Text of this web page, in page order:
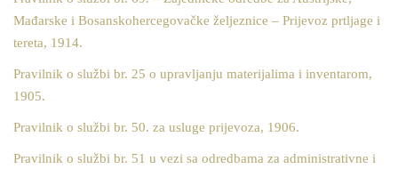
Mađarske i Bosanskohercegovačke željeznice – Prijevoz prtljage i
tereta, 1914.
Pravilnik o službi br. 25 o upravljanju materijalima i inventarom,
1905.
Pravilnik o službi br. 50. za usluge prijevoza, 1906.
Pravilnik o službi br. 51 u vezi sa odredbama za administrativne i